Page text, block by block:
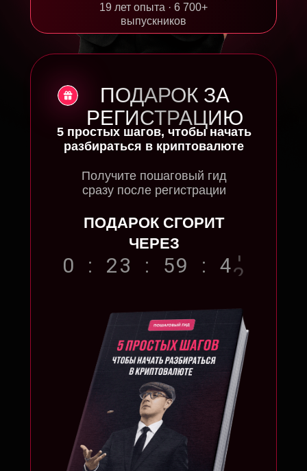
ПОДАРОК СГОРИТ
ЧЕРЕЗ
ПОДАРОК ЗА
РЕГИСТРАЦИЮ
Получите пошаговый гид
сразу после регистрации
5 простых шагов, чтобы начать
разбираться в криптовалюте
19 лет опыта · 6 700+
выпускников
0 : 23 : 59 : 40